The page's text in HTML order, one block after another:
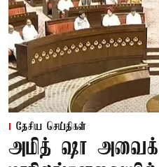
தேசிய செய்திகள்
அமித் ஷா